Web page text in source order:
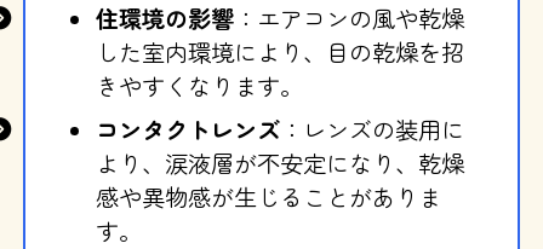
住環境の影響 ：エアコンの風や乾燥
した室内環境により、目の乾燥を招
きやすくなります。
コンタクトレンズ ：レンズの装用に
より、涙液層が不安定になり、乾燥
感や異物感が生じることがありま
す。